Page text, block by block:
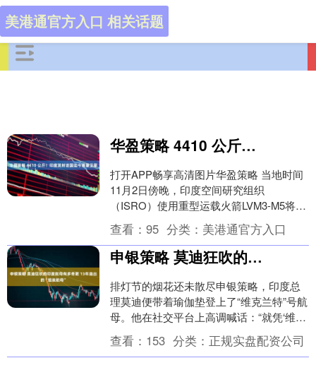
美港通官方入口 相关话题
华盈策略 4410 公斤！印度发射该国迄今最重卫星
打开APP畅享高清图片华盈策略 当地时间
11月2日傍晚，印度空间研究组织
（ISRO）使用重型运载火箭LVM3-M5将一
颗重量为4410公斤的通信卫星送入地球同
步....
查看： 95 分类： 美港通官方入口
申银策略 莫迪狂吹的印度航母有多奇葩 13年造出的“组装航母”
排灯节的烟花还未散尽申银策略，印度总
理莫迪便带着瑜伽垫登上了“维克兰特”号航
母。他在社交平台上高调喊话：“就凭‘维克
兰特’这名字，巴基斯坦就得夜不能寐！”这
句话....
查看： 153 分类： 正规实盘配资公司